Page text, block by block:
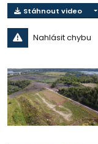
Stáhnout video
Nahlásit chybu